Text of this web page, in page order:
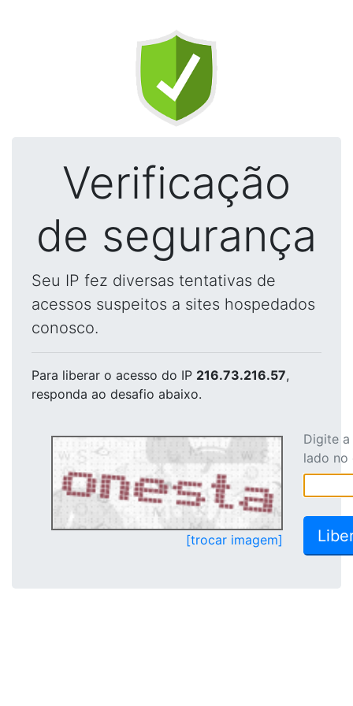
Verificação
de segurança
Seu IP fez diversas tentativas de
acessos suspeitos a sites hospedados
conosco.
Para liberar o acesso do IP 216.73.216.57,
responda ao desafio abaixo.
[trocar imagem]
Digite
lado no